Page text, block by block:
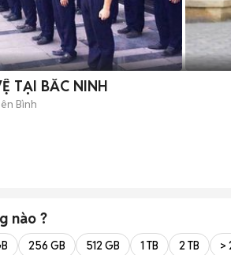
TẠI BẮC NINH
Bình
nào ?
256 GB 512 GB 1 TB 2 TB >